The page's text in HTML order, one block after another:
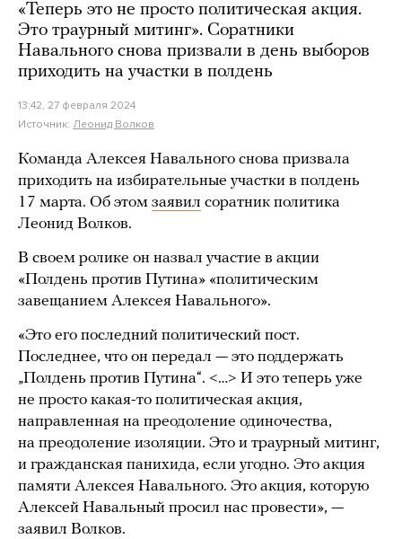
«Теперь это не просто политическая акция.
Это траурный митинг». Соратники
Навального снова призвали в день выборов
приходить на участки в полдень
13:42, 27 февраля 2024
Источник: Леонид Волков
Команда Алексея Навального снова призвала
приходить на избирательные участки в полдень
17 марта. Об этом заявил соратник политика
Леонид Волков.
В своем ролике он назвал участие в акции
«Полдень против Путина» «политическим
завещанием Алексея Навального».
«Это его последний политический пост.
Последнее, что он передал — это поддержать
„Полдень против Путина“. <…> И это теперь уже
не просто какая-то политическая акция,
направленная на преодоление одиночества,
на преодоление изоляции. Это и траурный митинг,
и гражданская панихида, если угодно. Это акция
памяти Алексея Навального. Это акция, которую
Алексей Навальный просил нас провести», —
заявил Волков.